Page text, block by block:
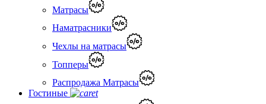
Матрасы
Наматрасники
Чехлы на матрасы
Топперы
Распродажа Матрасы
Гостиные